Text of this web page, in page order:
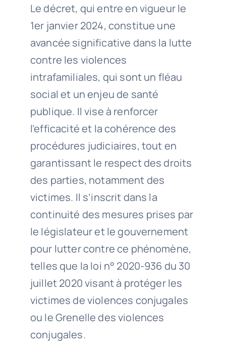
Le décret, qui entre en vigueur le
1er janvier 2024, constitue une
avancée significative dans la lutte
contre les violences
intrafamiliales, qui sont un fléau
social et un enjeu de santé
publique. Il vise à renforcer
l’efficacité et la cohérence des
procédures judiciaires, tout en
garantissant le respect des droits
des parties, notamment des
victimes. Il s’inscrit dans la
continuité des mesures prises par
le législateur et le gouvernement
pour lutter contre ce phénomène,
telles que la loi n° 2020-936 du 30
juillet 2020 visant à protéger les
victimes de violences conjugales
ou le Grenelle des violences
conjugales.